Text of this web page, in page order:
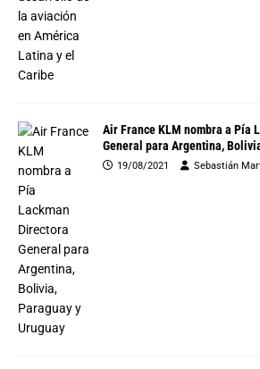
Air France KLM nombra a Pía
General para Argentina,
19/08/2021 Sebastián